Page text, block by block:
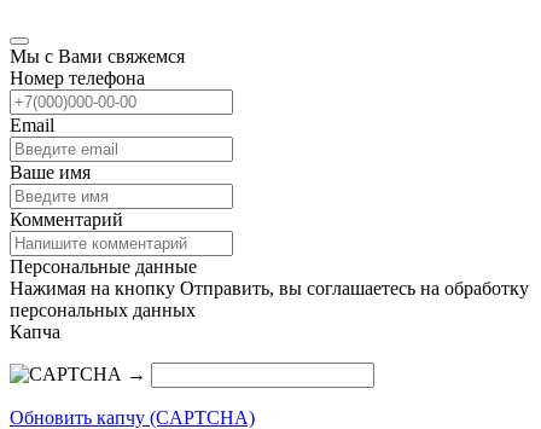
Мы с Вами свяжемся
Номер телефона
Email
Ваше имя
Комментарий
Персональные данные
Нажимая на кнопку Отправить, вы соглашаетесь на обработку
персональных данных
Капча
→
Обновить капчу (CAPTCHA)